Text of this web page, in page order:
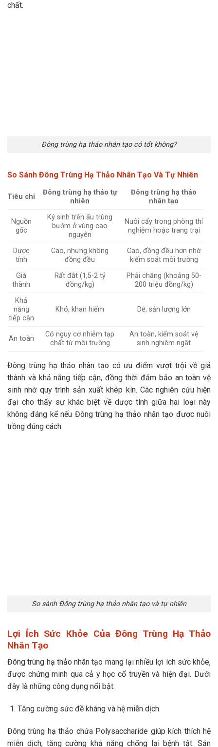
chất.
Đông trùng hạ thảo nhân tạo có tốt không?
So Sánh Đông Trùng Hạ Thảo Nhân Tạo Và Tự Nhiên
Tiêu chí
Đông trùng hạ thảo tự
nhiên
Đông trùng hạ thảo
nhân tạo
Nguồn
gốc
Ký sinh trên ấu trùng
bướm ở vùng cao
nguyên
Nuôi cấy trong phòng thí
nghiệm hoặc trang trại
Dược
tính
Cao, nhưng không
đồng đều
Cao, đồng đều hơn nhờ
kiểm soát môi trường
Giá
thành
Rất đắt (1,5-2 tỷ
đồng/kg)
Phải chăng (khoảng 50-
200 triệu đồng/kg)
Khả
năng
tiếp cận
Khó, khan hiếm Dễ, sản lượng lớn
An toàn
Có nguy cơ nhiễm tạp
chất từ môi trường
An toàn, kiểm soát vệ
sinh nghiêm ngặt
Đông trùng hạ thảo nhân tạo có ưu điểm vượt trội về giá
thành và khả năng tiếp cận, đồng thời đảm bảo an toàn vệ
sinh nhờ quy trình sản xuất khép kín. Các nghiên cứu hiện
đại cho thấy sự khác biệt về dược tính giữa hai loại này
không đáng kể nếu Đông trùng hạ thảo nhân tạo được nuôi
trồng đúng cách.
So sánh Đông trùng hạ thảo nhân tạo và tự nhiên
Lợi Ích Sức Khỏe Của Đông Trùng Hạ Thảo
Nhân Tạo
Đông trùng hạ thảo nhân tạo mang lại nhiều lợi ích sức khỏe,
được chứng minh qua cả y học cổ truyền và hiện đại. Dưới
đây là những công dụng nổi bật:
Tăng cường sức đề kháng và hệ miễn dịch
Đông trùng hạ thảo chứa Polysaccharide giúp kích thích hệ
miễn dịch, tăng cường khả năng chống lại bệnh tật. Sản